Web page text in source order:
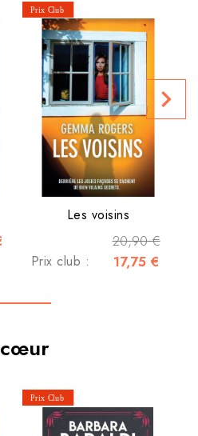
Les voisins
20,90 €
Prix club : 17,75 €
navigate_next
cœur